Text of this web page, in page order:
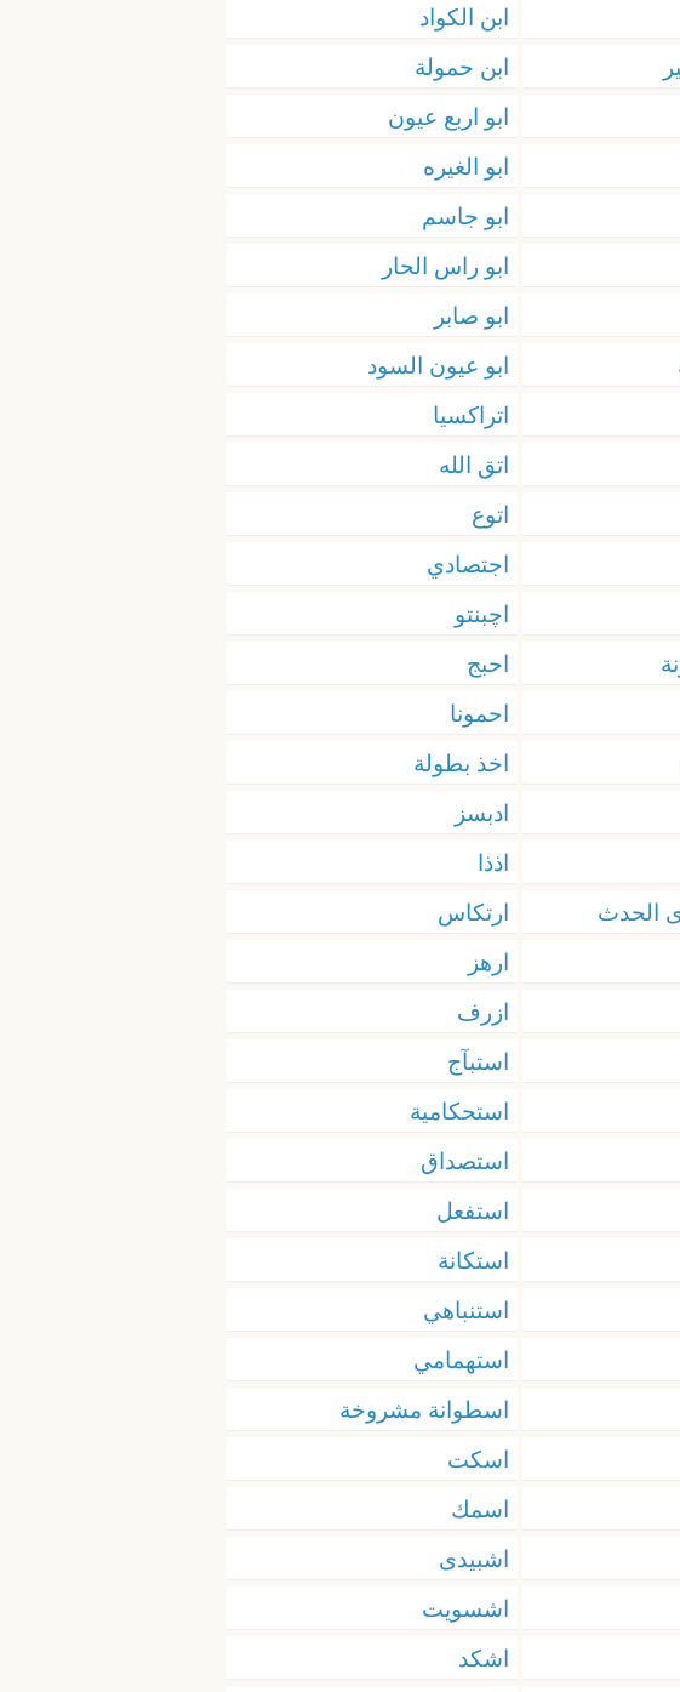
ابن الكواد
ابن حمولة
ابو اربع عيون
ابو الغيره
ابو جاسم
ابو راس الحار
ابو صابر
ابو عيون السود
اتراكسيا
اتق الله
اتوع
اجتصادي
اچبنتو
احبج
احمونا
اخذ بطولة
ادبسز
اذذا
الحدث
ارتكاس
ارهز
ازرف
استبآج
استحكامية
استصداق
استفعل
استكانة
استنباهي
استهمامي
اسطوانة مشروخة
اسكت
اسمك
اشبیدی
اشسويت
اشكد